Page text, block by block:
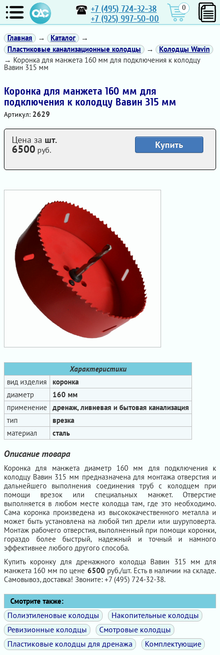
+7 (495) 724-32-38
+7 (925) 997-50-00
0
Главная → Каталог
→
Пластиковые канализационные колодцы
→
Колодцы Wavin
→ Коронка для манжета 160 мм для подключения к колодцу
Вавин 315 мм
Коронка для манжета 160 мм для
подключения к колодцу Вавин 315 мм
Артикул: 2629
Характеристики
вид изделия
коронка
диаметр
160 мм
применение
дренаж, ливневая и бытовая канализация
тип
врезка
материал
сталь
Купить
Цена за шт.
6500 руб.
Описание товара
Коронка для манжета диаметр 160 мм для подключения к
колодцу Вавин 315 мм предназначена для монтажа отверстия и
дальнейшего выполнения соединения труб с колодцем при
помощи врезок или специальных манжет. Отверстие
выполняется в любом месте колодца там, где это необходимо.
Сама коронка произведена из высококачественного металла и
может быть установлена на любой тип дрели или шуруповерта.
Монтаж рабочего отверстия, выполненный при помощи коронки,
гораздо более быстрый, надежный и точный и намного
эффективнее любого другого способа.
Купить коронку для дренажного колодца Вавин 315 мм для
манжета 160 мм по цене 6500 руб./шт. Есть в наличии на складе.
Самовывоз, доставка! Звоните: +7 (495) 724-32-38.
Смотрите также:
Полиэтиленовые колодцы
Накопительные колодцы
Ревизионные колодцы
Смотровые колодцы
Пластиковые колодцы для дренажа
Комплектующие